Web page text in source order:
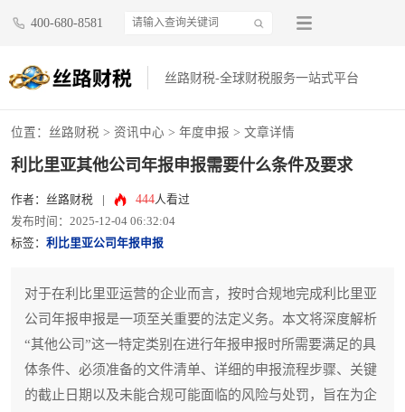
400-680-8581
丝路财税-全球财税服务一站式平台
位置： 丝路财税 > 资讯中心 > 年度申报 > 文章详情
利比里亚其他公司年报申报需要什么条件及要求
作者：丝路财税 444人看过
发布时间：2025-12-04 06:32:04
标签： 利比里亚公司年报申报
对于在利比里亚运营的企业而言，按时合规地完成利比里亚
公司年报申报是一项至关重要的法定义务。本文将深度解析
“其他公司”这一特定类别在进行年报申报时所需要满足的具
体条件、必须准备的文件清单、详细的申报流程步骤、关键
的截止日期以及未能合规可能面临的风险与处罚，旨在为企